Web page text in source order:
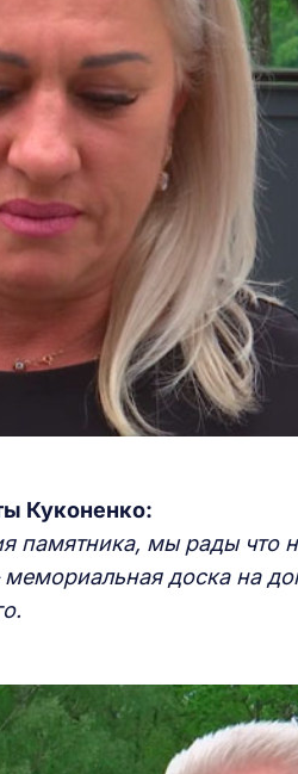
Куконенко:
памятника, мы рады что
мемориальная доска на